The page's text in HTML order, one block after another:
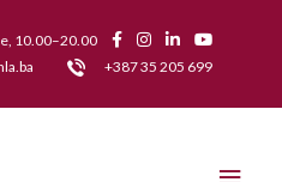
10.00–20.00
+387 35 205 699